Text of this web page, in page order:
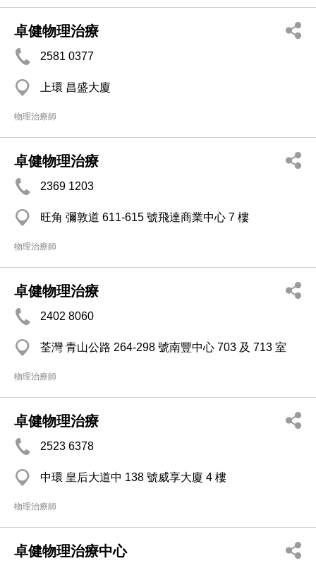
卓健物理治療
2581 0377
上環 昌盛大廈
物理治療師
卓健物理治療
2369 1203
旺角 彌敦道 611-615 號飛達商業中心 7 樓
物理治療師
卓健物理治療
2402 8060
荃灣 青山公路 264-298 號南豐中心 703 及 713 室
物理治療師
卓健物理治療
2523 6378
中環 皇后大道中 138 號威享大廈 4 樓
物理治療師
卓健物理治療中心